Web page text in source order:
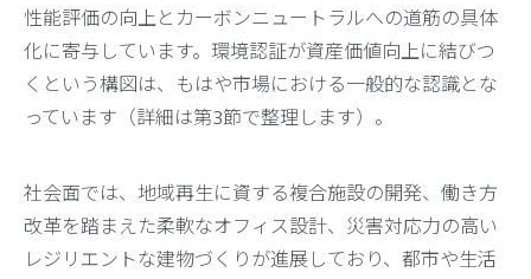
性能評価の向上とカーボンニュートラルへの道筋の具体
化に寄与しています。環境認証が資産価値向上に結びつ
くという構図は、もはや市場における一般的な認識とな
っています（詳細は第3節で整理します）。
社会面では、地域再生に資する複合施設の開発、働き方
改革を踏まえた柔軟なオフィス設計、災害対応力の高い
レジリエントな建物づくりが進展しており、都市や生活